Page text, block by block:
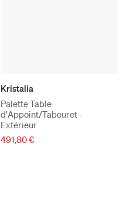
Kristalia
Palette Table
d'Appoint/Tabouret -
Extérieur
491,80 €